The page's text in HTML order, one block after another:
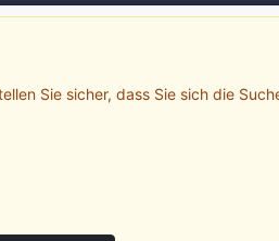
Sie sicher, dass Sie sich die